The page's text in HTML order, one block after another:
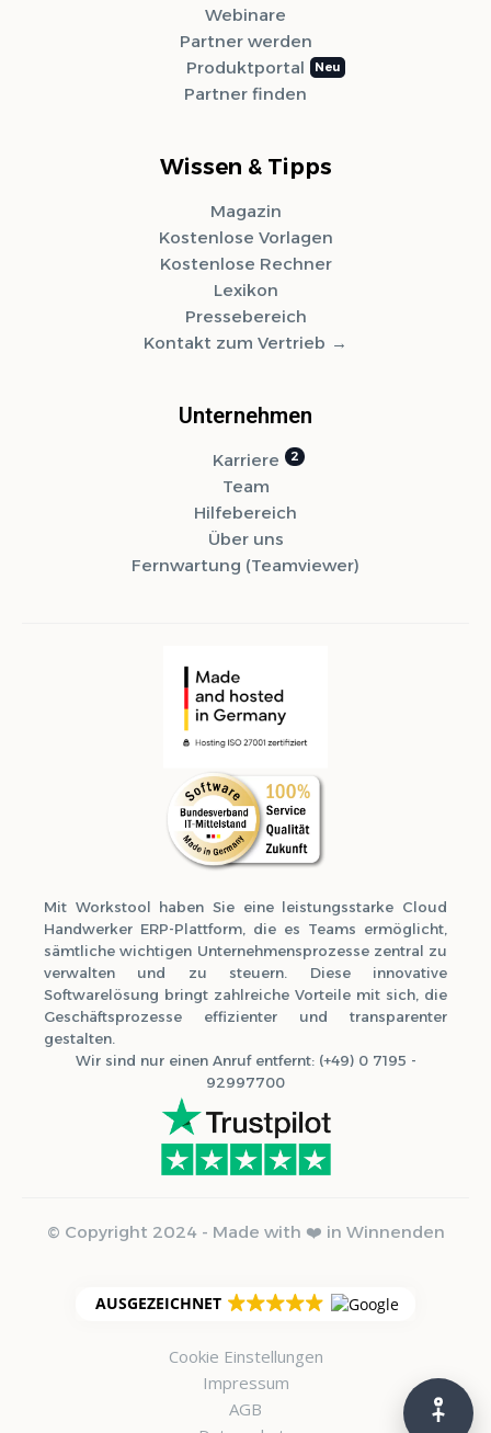
Webinare
Partner werden
Produktportal
Partner finden
Wissen & Tipps
Magazin
Kostenlose Vorlagen
Kostenlose Rechner
Lexikon
Pressebereich
Kontakt zum Vertrieb
Unternehmen
Karriere
Team
Hilfebereich
Über uns
Fernwartung (Teamviewer)
Mit Workstool haben Sie eine leistungsstarke Cloud
Handwerker ERP-Plattform, die es Teams ermöglicht,
sämtliche wichtigen Unternehmensprozesse zentral zu
verwalten und zu steuern. Diese innovative
Softwarelösung bringt zahlreiche Vorteile mit sich, die
Geschäftsprozesse effizienter und transparenter
gestalten.
Wir sind nur einen Anruf entfernt: (+49) 0 7195 -
92997700
© Copyright 2024 - Made with ❤️ in Winnenden
AUSGEZEICHNET
Cookie Einstellungen
Impressum
AGB
Syvera Accessify
Barrierefreiheits-Tools
Textgröße anpassen
Vergrößern oder verkleinern Sie die Schriftgröße für